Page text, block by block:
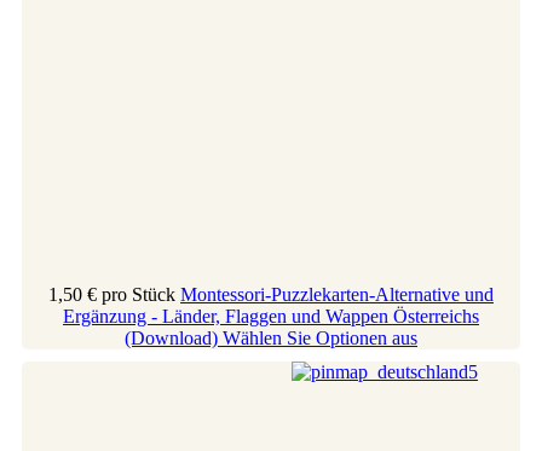
1,50 € pro Stück Montessori-Puzzlekarten-Alternative und
Ergänzung - Länder, Flaggen und Wappen Österreichs
(Download) Wählen Sie Optionen aus